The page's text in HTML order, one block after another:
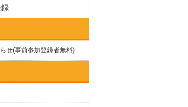
せ(事前参加登録者無料)